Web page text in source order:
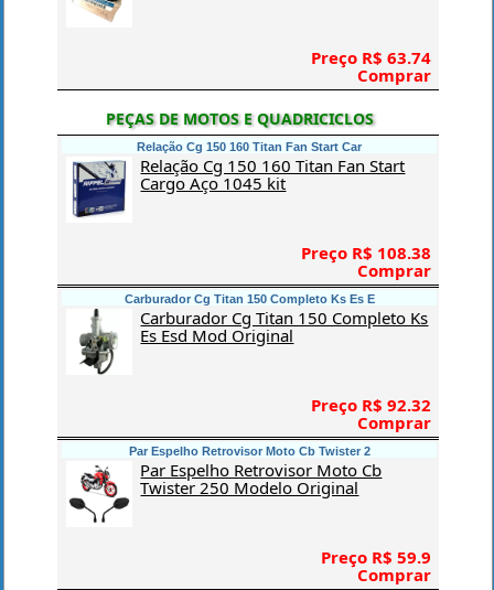
Preço R$ 63.74
Comprar
PEÇAS DE MOTOS E QUADRICICLOS
Relação Cg 150 160 Titan Fan Start Car
Relação Cg 150 160 Titan Fan Start
Cargo Aço 1045 kit
Preço R$ 108.38
Comprar
Carburador Cg Titan 150 Completo Ks Es E
Carburador Cg Titan 150 Completo Ks
Es Esd Mod Original
Preço R$ 92.32
Comprar
Par Espelho Retrovisor Moto Cb Twister 2
Par Espelho Retrovisor Moto Cb
Twister 250 Modelo Original
Preço R$ 59.9
Comprar